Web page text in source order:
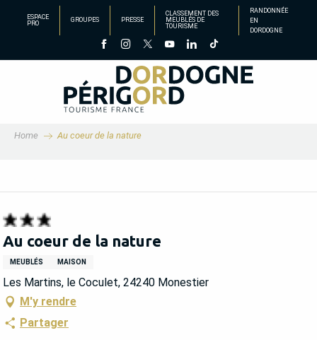
principal
ESPACE
PRO
GROUPES PRESSE
CLASSEMENT DES
MEUBLÉS DE
TOURISME
RANDONNÉE
EN
DORDOGNE
Home Au coeur de la nature
Au coeur de la nature
MEUBLÉS MAISON
Les Martins, le Coculet, 24240 Monestier
M'y rendre
Partager